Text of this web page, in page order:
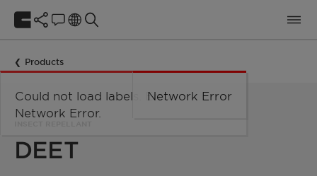
Products
DEET
Could not load labels. Error:
Network Error.
Network Error